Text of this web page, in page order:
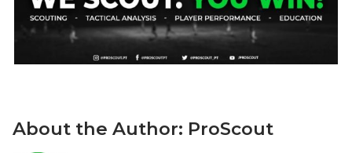
About the Author: ProScout